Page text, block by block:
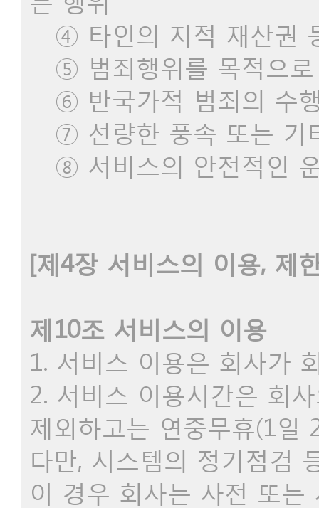
④ 타인의 지적 재산권
⑤ 범죄행위를 목적으로
⑥ 반국가적 범죄의 수
⑦ 선량한 풍속 또는 기
⑧ 서비스의 안전적인
[제4장 서비스의 이용, 제
제10조 서비스의 이용
1. 서비스 이용은 회사가
2. 서비스 이용시간은 회
제외하고는 연중무휴(1일
다만, 시스템의 정기점검
이 경우 회사는 사전 또는